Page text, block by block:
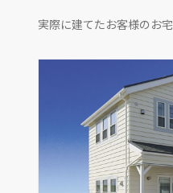
実際に建てたお客様のお